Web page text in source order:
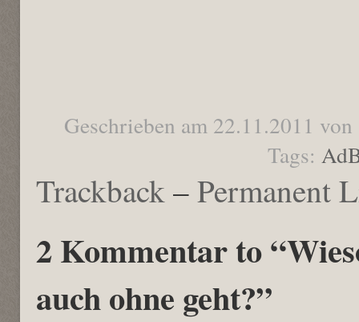
Geschrieben am 22.11.2011
Tags:
Trackback–Permanent
2 Kommentar to
auch ohne geht?”